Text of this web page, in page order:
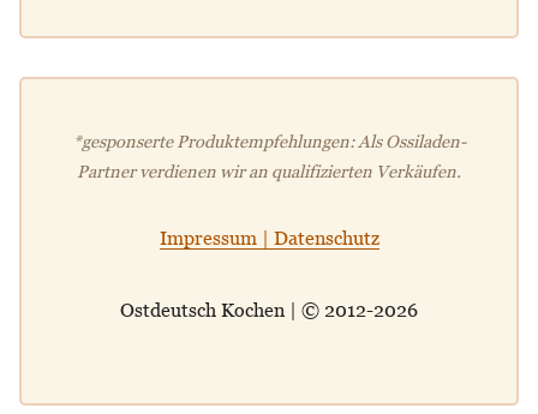
*gesponserte Produktempfehlungen: Als Ossiladen-
Partner verdienen wir an qualifizierten Verkäufen.
Impressum | Datenschutz
Ostdeutsch Kochen | © 2012-2026